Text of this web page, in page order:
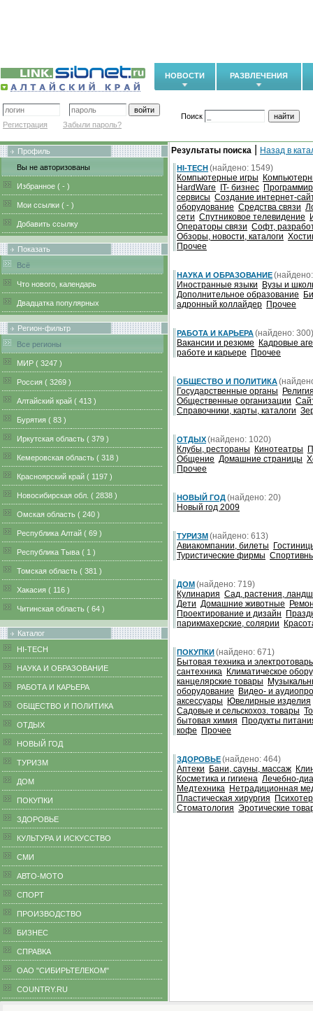
НОВОСТИ РАЗВЛЕЧЕНИЯ
Регистрация Забыли пароль?
Поиск
Профиль
Вы не авторизованы
Избранное ( - )
Мои ссылки ( - )
Добавить ссылку
Показать
Всё
Что нового, календарь
Двадцатка популярных
Регион-фильтр
Все регионы
MИР ( 3247 )
Pоссия ( 3269 )
Алтайский край ( 413 )
Бурятия ( 83 )
Иркутская область ( 379 )
Кемеровская область ( 318 )
Красноярский край ( 1197 )
Новосибирская обл. ( 2838 )
Омская область ( 240 )
Республика Алтай ( 69 )
Республика Тыва ( 1 )
Томская область ( 381 )
Хакасия ( 116 )
Читинская область ( 64 )
Каталог
HI-TECH
НАУКА И ОБРАЗОВАНИЕ
РАБОТА И КАРЬЕРА
ОБЩЕСТВО И ПОЛИТИКА
ОТДЫХ
НОВЫЙ ГОД
ТУРИЗМ
ДОМ
ПОКУПКИ
ЗДОРОВЬЕ
КУЛЬТУРА И ИСКУССТВО
СМИ
АВТО-МОТО
СПОРТ
ПРОИЗВОДСТВО
БИЗНЕС
CПРАВКА
ОАО "СИБИРЬТЕЛЕКОМ"
COUNTRY.RU
Результаты поиска Назад в
HI-TECH(найдено: 1549)
Компьютерные игры
HardWare
IT- бизнес
сервисы Создание интернет-
оборудование Средства связи
сети Спутниковое телевидение
Операторы связи Софт,
Обзоры, новости, каталоги
Прочее
НАУКА И ОБРАЗОВАНИЕ
Иностранные языки
Вузы и
Дополнительное образование
адронный коллайдер Прочее
РАБОТА И КАРЬЕРА(найдено: 300)
Вакансии и резюме
Кадровые
работе и карьере
Прочее
ОБЩЕСТВО И ПОЛИТИКА
Государственные органы
Общественные организации
Справочники, карты, каталоги
ОТДЫХ(найдено: 1020)
Клубы, рестораны
Кинотеатры
Общение Домашние страницы
Прочее
НОВЫЙ ГОД(найдено: 20)
Новый год 2009
ТУРИЗМ(найдено: 613)
Авиакомпании, билеты
Туристические фирмы
ДОМ(найдено: 719)
Кулинария Сад, растения,
Дети Домашние животные
Проектирование и дизайн
парикмахерские, солярии
ПОКУПКИ(найдено: 671)
Бытовая техника и
сантехника Климатическое
канцелярские товары
оборудование
Видео- и
аксессуары
Ювелирные изделия
Cадовые и сельскохоз. товары
бытовая химия
Продукты
кофе
Прочее
ЗДОРОВЬЕ(найдено: 464)
Аптеки
Бани, сауны, массаж
Косметика и гигиена Лечебно-
Медтехника Нетрадиционная
Пластическая хирургия
Стоматология Эротические